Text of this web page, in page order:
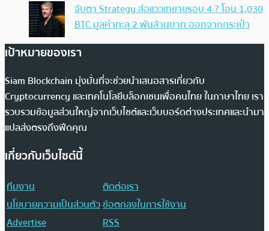
จับตา Strategy ส่อแววเทขายรอบ 4 ? โอน 1,030
BTC มูลค่าทะลุ 2 พันล้านบาท ออกจากกระเป๋า
เป้าหมายของเรา
Siam Blockchain มุ่งมั่นที่จะช่วยนำเสนอสารเกี่ยวกับ
Cryptocurrency และเทคโนโลยีบล็อกเชนเพื่อคนไทย ในภาษาไทย เรา
รวบรวมข้อมูลส่วนใหญ่จากเว็บไซต์และเว็บบอร์ดต่างประเทศและนำมา
แปลส่งตรงถึงฟีดคุณ
เกี่ยวกับเว็บไซต์นี้
ทีมงาน
ติดต่อเรา
นโยบายความเป็นส่วนตัวข้อตกลงในการใช้งาน
Advertise
RSS